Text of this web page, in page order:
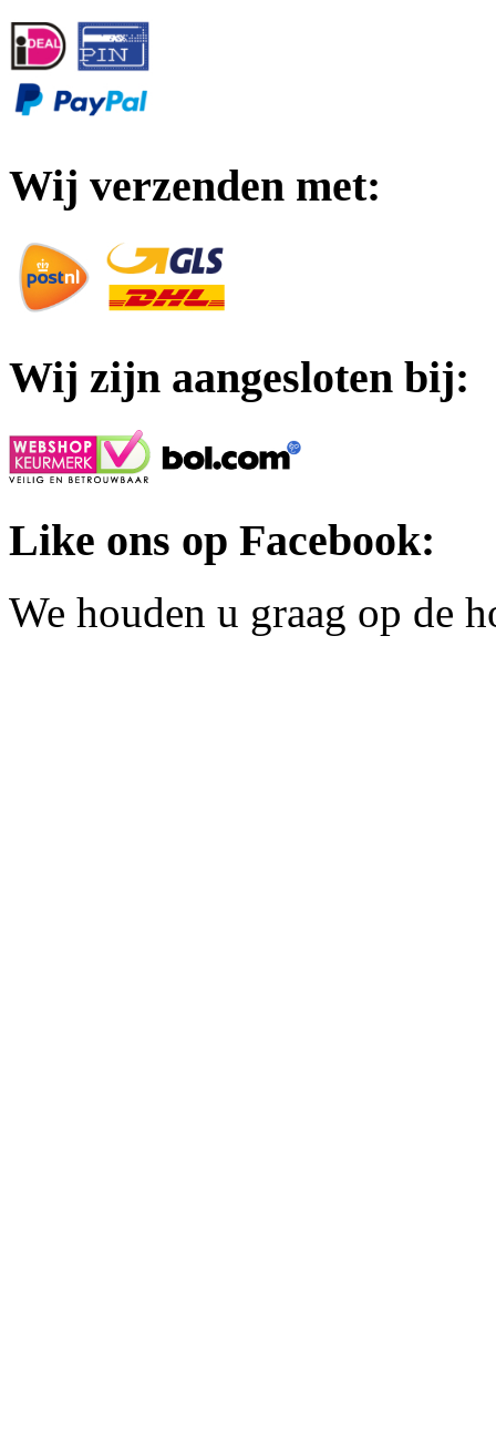
Wij verzenden met:
Wij zijn aangesloten bij:
Like ons op Facebook:
We houden u graag op de